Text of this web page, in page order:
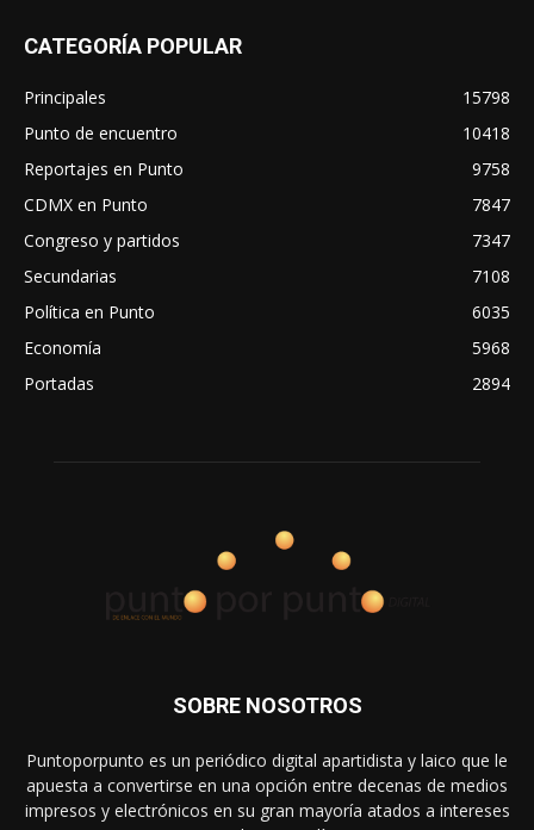
CATEGORÍA POPULAR
Principales
15798
Punto de encuentro
10418
Reportajes en Punto
9758
CDMX en Punto
7847
Congreso y partidos
7347
Secundarias
7108
Política en Punto
6035
Economía
5968
Portadas
2894
SOBRE NOSOTROS
Puntoporpunto es un periódico digital apartidista y laico que le
apuesta a convertirse en una opción entre decenas de medios
impresos y electrónicos en su gran mayoría atados a intereses